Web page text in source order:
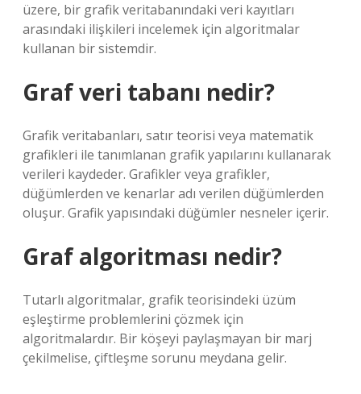
üzere, bir grafik veritabanındaki veri kayıtları
arasındaki ilişkileri incelemek için algoritmalar
kullanan bir sistemdir.
Graf veri tabanı nedir?
Grafik veritabanları, satır teorisi veya matematik
grafikleri ile tanımlanan grafik yapılarını kullanarak
verileri kaydeder. Grafikler veya grafikler,
düğümlerden ve kenarlar adı verilen düğümlerden
oluşur. Grafik yapısındaki düğümler nesneler içerir.
Graf algoritması nedir?
Tutarlı algoritmalar, grafik teorisindeki üzüm
eşleştirme problemlerini çözmek için
algoritmalardır. Bir köşeyi paylaşmayan bir marj
çekilmelise, çiftleşme sorunu meydana gelir.